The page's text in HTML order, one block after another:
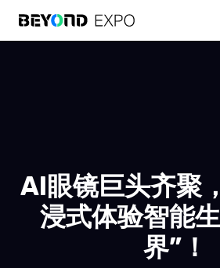
AI眼镜巨头齐聚
浸式体验智能
界”！